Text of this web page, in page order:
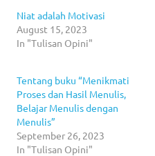
Niat adalah Motivasi
August 15, 2023
In "Tulisan Opini"
Tentang buku “Menikmati
Proses dan Hasil Menulis,
Belajar Menulis dengan
Menulis”
September 26, 2023
In "Tulisan Opini"